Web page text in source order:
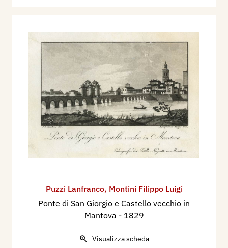
Puzzi Lanfranco, Montini Filippo Luigi
Ponte di San Giorgio e Castello vecchio in
Mantova - 1829
Visualizza scheda